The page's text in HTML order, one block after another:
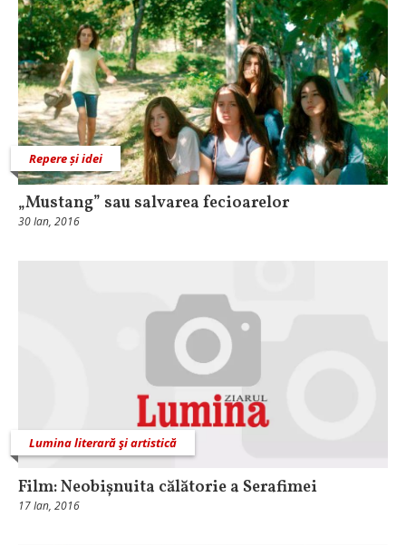
Repere și idei
„Mustang” sau salvarea fecioarelor
30 Ian, 2016
Lumina literară şi artistică
Film: Neobișnuita călătorie a Serafimei
17 Ian, 2016